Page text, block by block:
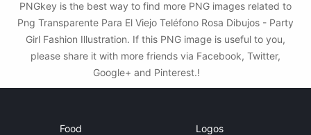
PNGkey is the best way to find more PNG images related to
Png Transparente Para El Viejo Teléfono Rosa Dibujos - Party
Girl Fashion Illustration. If this PNG image is useful to you,
please share it with more friends via Facebook, Twitter,
Google+ and Pinterest.!
Food Logos